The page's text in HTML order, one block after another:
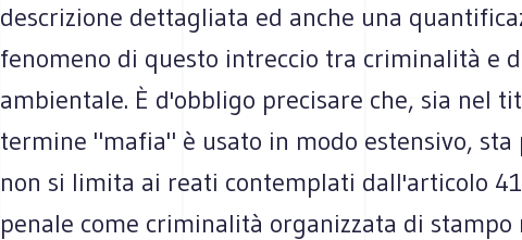
descrizione dettagliata ed anche una
fenomeno di questo intreccio tra criminalità e
ambientale. È d'obbligo precisare che, sia nel
termine "mafia" è usato in modo estensivo,
non si limita ai reati contemplati dall'articolo
penale come criminalità organizzata di stampo